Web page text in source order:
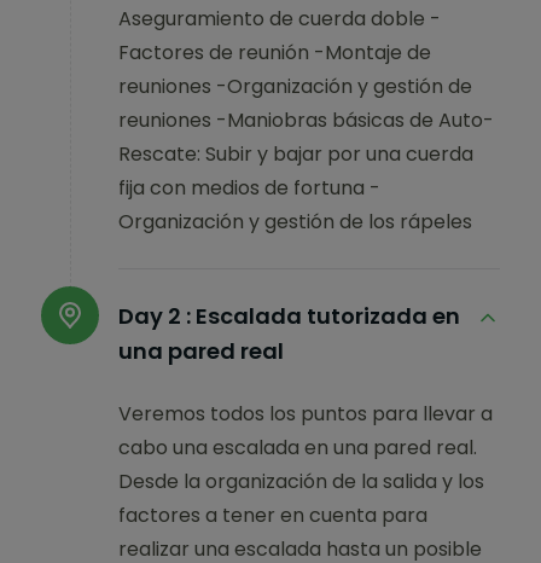
Aseguramiento de cuerda doble -
Factores de reunión -Montaje de
reuniones -Organización y gestión de
reuniones -Maniobras básicas de Auto-
Rescate: Subir y bajar por una cuerda
fija con medios de fortuna -
Organización y gestión de los rápeles
Day 2 : Escalada tutorizada en
una pared real
Veremos todos los puntos para llevar a
cabo una escalada en una pared real.
Desde la organización de la salida y los
factores a tener en cuenta para
realizar una escalada hasta un posible